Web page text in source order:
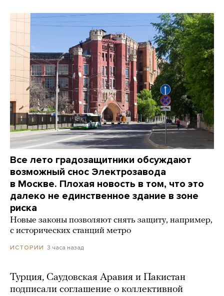
Все лето градозащитники обсуждают
возможный снос Электрозавода
в Москве. Плохая новость в том, что это
далеко не единственное здание в зоне
риска
Новые законы позволяют снять защиту, например,
с исторических станций метро
ИСТОРИИ 3 часа назад
Турция, Саудовская Аравия и Пакистан
подписали соглашение о коллективной